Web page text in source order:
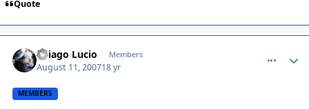
Quote
Thiago Lucio Members
August 11, 200718 yr
MEMBERS